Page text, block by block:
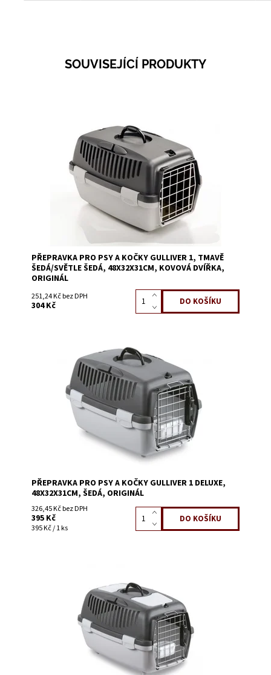
SOUVISEJÍCÍ PRODUKTY
Skladem 31
58551A
PŘEPRAVKA PRO PSY A KOČKY GULLIVER 1, TMAVĚ
ŠEDÁ/SVĚTLE ŠEDÁ, 48X32X31CM, KOVOVÁ DVÍŘKA,
ORIGINÁL
251,24 Kč bez DPH
304 Kč
Dostupnost:
Skladem 3
58559B
PŘEPRAVKA PRO PSY A KOČKY GULLIVER 1 DELUXE,
48X32X31CM, ŠEDÁ, ORIGINÁL
326,45 Kč bez DPH
395 Kč
395 Kč / 1 ks
58559C